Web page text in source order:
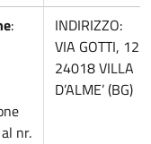
:
nr.
INDIRIZZO:
VIA GOTTI, 12
24018 VILLA
D’ALME’ (BG)